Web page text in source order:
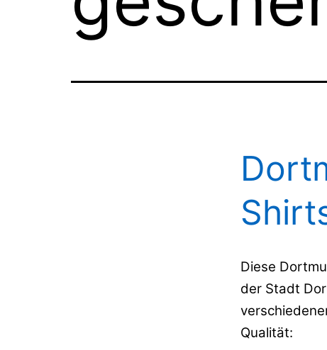
Diese
der Stadt
Qualität: